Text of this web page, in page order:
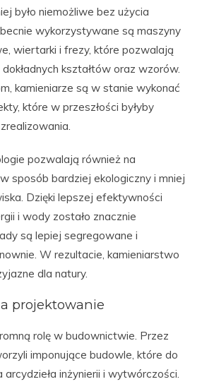
było niemożliwe bez użycia
wykorzystywane są maszyny
wiertarki i frezy, które pozwalają
kształtów oraz wzorów.
kamieniarze są w stanie wykonać
które w przeszłości byłyby
pozwalają również na
sposób bardziej ekologiczny i mniej
Dzięki lepszej efektywności
i wody zostało znacznie
są lepiej segregowane i
W rezultacie, kamieniarstwo
dla natury.
projektowanie
rolę w budownictwie. Przez
imponujące budowle, które do
inżynierii i wytwórczości.